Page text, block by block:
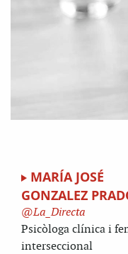
MARÍA JOSÉ
GONZALEZ
La_Directa
Psicòloga clínica i
interseccional